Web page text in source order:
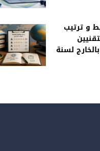
و ترتيب
لسنة